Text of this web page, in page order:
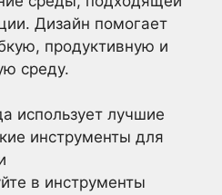
Дизайн помогает
продуктивную и
среду.
использует лучшие
инструменты для
в инструменты